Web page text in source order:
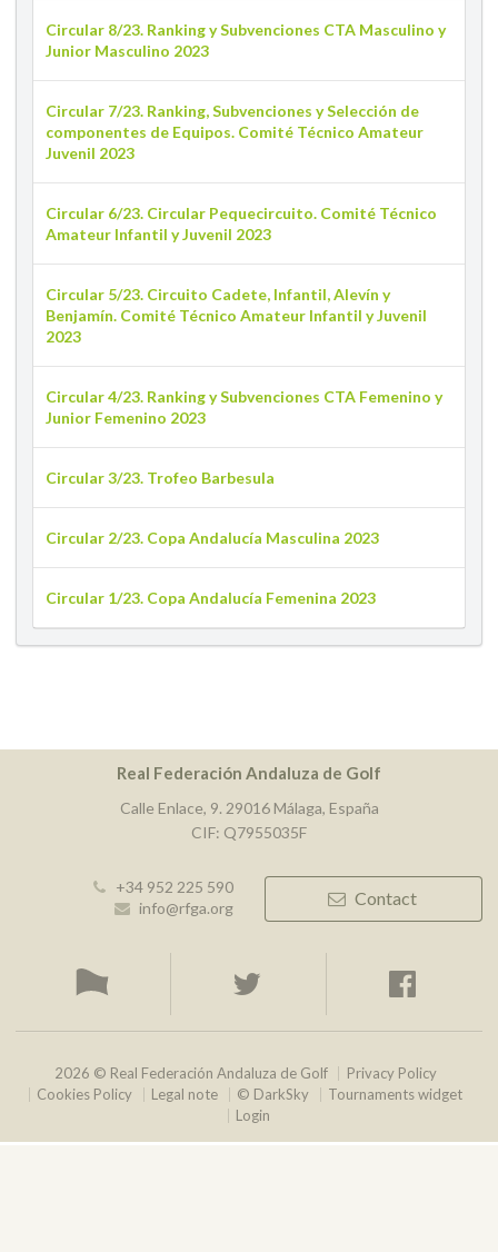
Circular 8/23. Ranking y Subvenciones CTA Masculino y
Junior Masculino 2023
Circular 7/23. Ranking, Subvenciones y Selección de
componentes de Equipos. Comité Técnico Amateur
Juvenil 2023
Circular 6/23. Circular Pequecircuito. Comité Técnico
Amateur Infantil y Juvenil 2023
Circular 5/23. Circuito Cadete, Infantil, Alevín y
Benjamín. Comité Técnico Amateur Infantil y Juvenil
2023
Circular 4/23. Ranking y Subvenciones CTA Femenino y
Junior Femenino 2023
Circular 3/23. Trofeo Barbesula
Circular 2/23. Copa Andalucía Masculina 2023
Circular 1/23. Copa Andalucía Femenina 2023
Real Federación Andaluza de Golf
Calle Enlace, 9. 29016 Málaga, España
CIF: Q7955035F
+34 952 225 590
info@rfga.org
Contact
2026 © Real Federación Andaluza de Golf
Privacy Policy
Cookies Policy
Legal note © DarkSky
Tournaments widget
Login